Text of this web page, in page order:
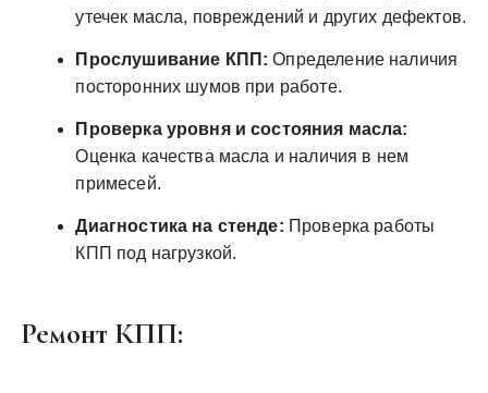
утечек масла, повреждений и других дефектов.
Прослушивание КПП: Определение наличия
посторонних шумов при работе.
Проверка уровня и состояния масла:
Оценка качества масла и наличия в нем
примесей.
Диагностика на стенде: Проверка работы
КПП под нагрузкой.
Ремонт КПП: